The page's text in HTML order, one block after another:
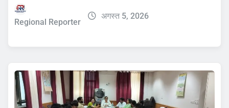
Regional Reporter
अगस्त 5, 2026